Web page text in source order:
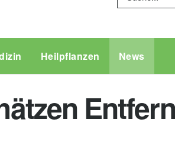
Heilpflanzen News